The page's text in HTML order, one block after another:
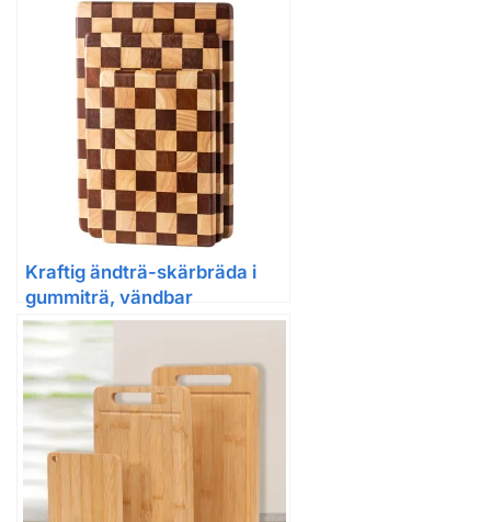
Kraftig ändträ-skärbräda i
gummiträ, vändbar
serveringsbräda